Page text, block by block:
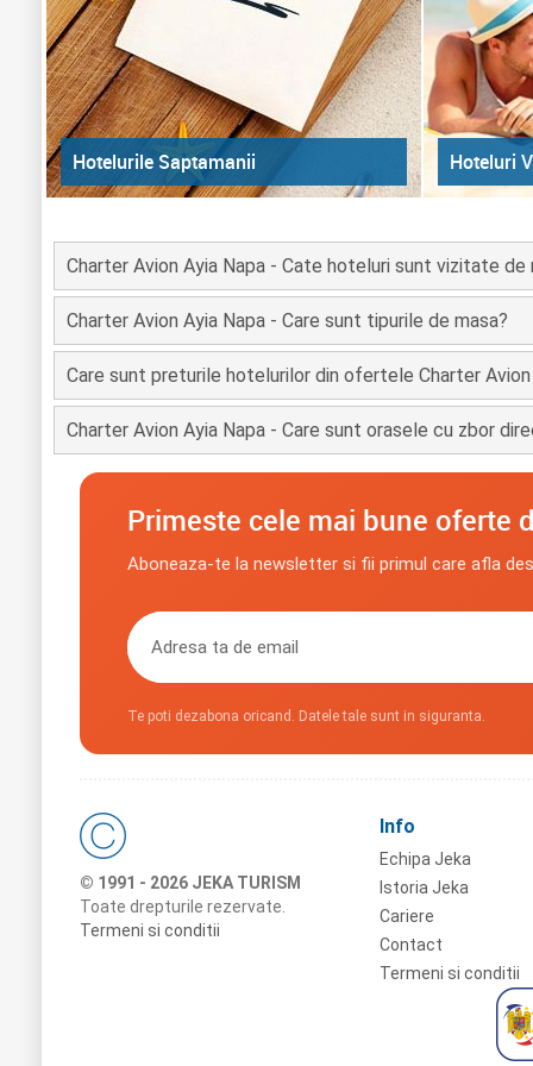
Hotelurile Saptamanii Hoteluri
Charter Avion Ayia Napa - Cate hoteluri sunt vizitate
Charter Avion Ayia Napa - Care sunt tipurile de masa?
Care sunt preturile hotelurilor din ofertele Charter Avion
Charter Avion Ayia Napa - Care sunt orasele cu zbor
Primeste cele mai bune oferte
Aboneaza-te la newsletter si fii primul care afla
Te poti dezabona oricand. Datele tale sunt in siguranta.
© 1991 - 2026 JEKA TURISM
Toate drepturile rezervate.
Termeni si conditii
Info
Echipa Jeka
Istoria Jeka
Cariere
Contact
Termeni si conditii